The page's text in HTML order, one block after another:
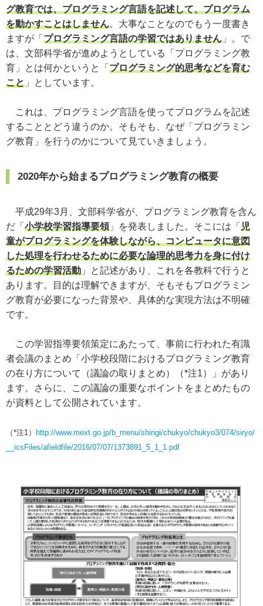
グ教育では、プログラミング言語を記述して、プログラム
を動かすことはしません。大事なことなのでもう一度書き
ますが「 プログラミング言語の学習ではありません 」。で
は、文部科学省が進めようとしている「プログラミング教
育」とは何かというと「 プログラミング的思考などを育む
こと 」としています。
これは、プログラミング言語を使ってプログラムを記述
することとどう違うのか。そもそも、なぜ「プログラミン
グ教育」を行うのかについて見ていきましょう。
2020年から始まるプログラミング教育の概要
平成29年3月、文部科学省が、プログラミング教育を含ん
だ「 小学校学習指導要領」を発表しました。そこには「 児
童がプログラミングを体験しながら、コンピュータに意図
した処理を行わせるために必要な論理的思考力を身に付け
るための学習活動 」と記述があり、これを各教科で行うと
あります。目的は理解できますが、そもそもプログラミン
グ教育が必要になった背景や、具体的な実現方法は不明確
です。
この学習指導要領策定にあたって、事前に行われた有識
者会議のまとめ「小学校段階におけるプログラミング教育
の在り方について（議論の取りまとめ）（*注1）」があり
ます。さらに、この議論の重要なポイントをまとめたもの
が資料として公開されています。
（*注1） http://www.mext.go.jp/b_menu/shingi/chukyo/chukyo3/074/siryo/
__icsFiles/afieldfile/2016/07/07/1373891_5_1_1.pdf